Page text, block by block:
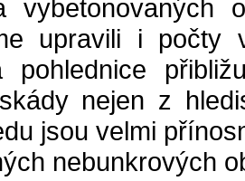
upravili i počty
pohlednice
nejen z
jsou velmi
nebunkrových